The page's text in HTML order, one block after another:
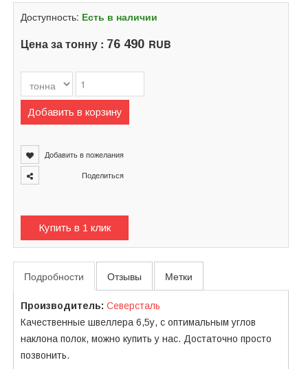
Доступность: Есть в наличии
Цена за тонну : 76 490 RUB
Добавить в корзину
Добавить в пожелания
Поделиться
Купить в 1 клик
Подробности Отзывы Метки
Производитель: Северсталь
Качественные швеллера 6,5у, с оптимальным углов
наклона полок, можно купить у нас. Достаточно просто
позвонить.